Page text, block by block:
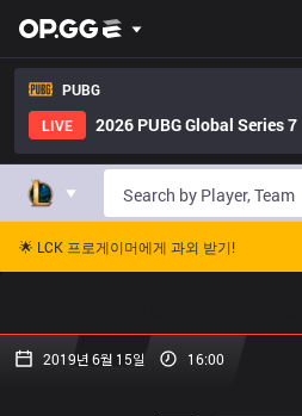
PUBG
LIVE
2026 PUBG Global Series 7
🌟 LCK 프로게이머에게 과외 받기!
2019년 6월 15일 16:00